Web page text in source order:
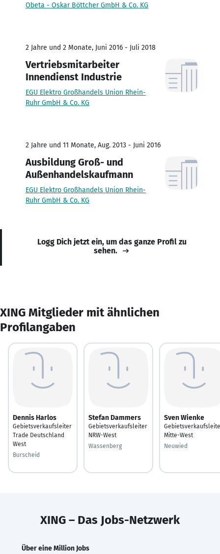
Obeta - Oskar Böttcher GmbH & Co. KG
2 Jahre und 2 Monate, Juni 2016 - Juli 2018
Vertriebsmitarbeiter
Innendienst Industrie
EGU Elektro Großhandels Union Rhein-
Ruhr GmbH & Co. KG
2 Jahre und 11 Monate, Aug. 2013 - Juni 2016
Ausbildung Groß- und
Außenhandelskaufmann
EGU Elektro Großhandels Union Rhein-
Ruhr GmbH & Co. KG
Logg Dich jetzt ein, um das ganze Profil zu
sehen.
XING Mitglieder mit ähnlichen
Profilangaben
Dennis Harlos
Gebietsverkaufsleiter
Trade Deutschland
West
Burscheid
Stefan Dammers
Gebietsverkaufsleiter
NRW-West
Wassenberg
Sven Wienke
Mitte-West
Neuwied
XING – Das Jobs-Netzwerk
Über eine Million Jobs